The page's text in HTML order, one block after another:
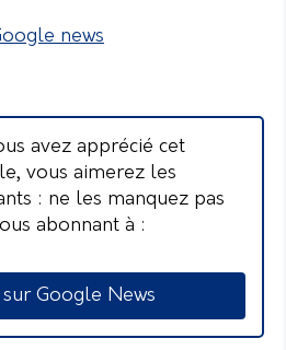
news
avez apprécié cet
vous aimerez les
: ne les manquez pas
abonnant à :
Google News